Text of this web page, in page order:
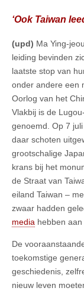
‘Ook Taiwan
(upd) Ma Ying-
leiding bevinden
laatste stop van
onder andere een
Oorlog van het
Vlakbij is de
genoemd. Op 7
daar schoten
grootschalige
krans bij het
de Straat van
eiland Taiwan –
zwaar hadden
media hebben
De
toekomstige
geschiedenis,
nieuw leven